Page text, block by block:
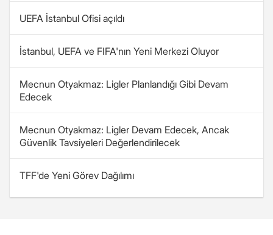
UEFA İstanbul Ofisi açıldı
İstanbul, UEFA ve FIFA'nın Yeni Merkezi Oluyor
Mecnun Otyakmaz: Ligler Planlandığı Gibi Devam
Edecek
Mecnun Otyakmaz: Ligler Devam Edecek, Ancak
Güvenlik Tavsiyeleri Değerlendirilecek
TFF'de Yeni Görev Dağılımı